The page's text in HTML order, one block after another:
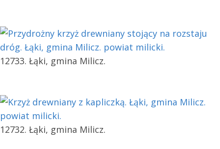
12733. Łąki, gmina Milicz.
12732. Łąki, gmina Milicz.